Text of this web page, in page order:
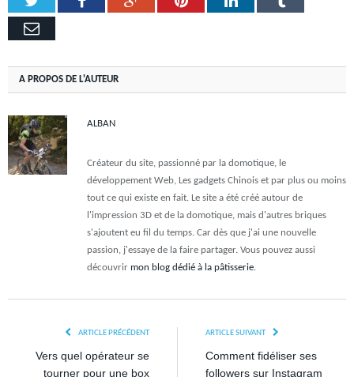
Email
A PROPOS DE L'AUTEUR
ALBAN
Créateur du site, passionné par la domotique, le
développement Web, Les gadgets Chinois et par plus ou moins
tout ce qui existe en fait. Le site a été créé autour de
l'impression 3D et de la domotique, mais d'autres briques
s'ajoutent eu fil du temps. Car dès que j'ai une nouvelle
passion, j'essaye de la faire partager. Vous pouvez aussi
découvrir mon blog dédié à la pâtisserie.
ARTICLE PRÉCÉDENT
Vers quel opérateur se
tourner pour une box
ARTICLE SUIVANT
Comment fidéliser ses
followers sur Instagram